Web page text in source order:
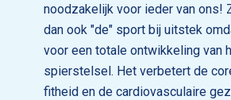
noodzakelijk voor ieder van ons!
dan ook "de" sport bij uitstek
voor een totale ontwikkeling van
spierstelsel. Het verbetert de
fitheid en de cardiovasculaire